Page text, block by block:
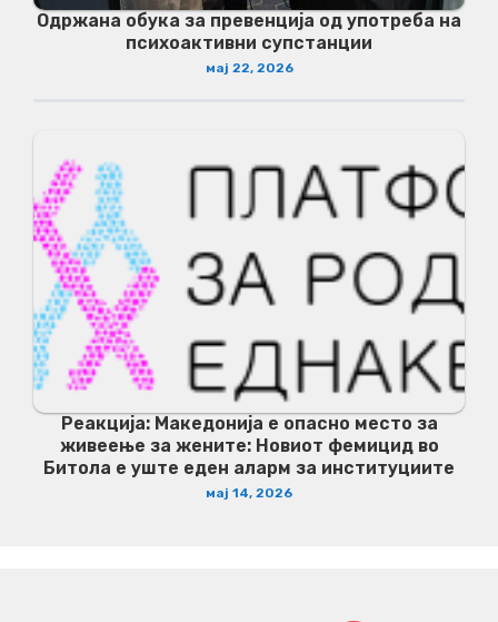
Одржана обука за превенција од употреба на
психоактивни супстанции
мај 22, 2026
Реакција: Македонија е опасно место за
живеење за жените: Новиот фемицид во
Битола е уште еден аларм за институциите
мај 14, 2026